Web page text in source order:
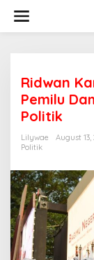
content
Ridwan
Pemilu
Politik
Lilywae
August 13,
Politik